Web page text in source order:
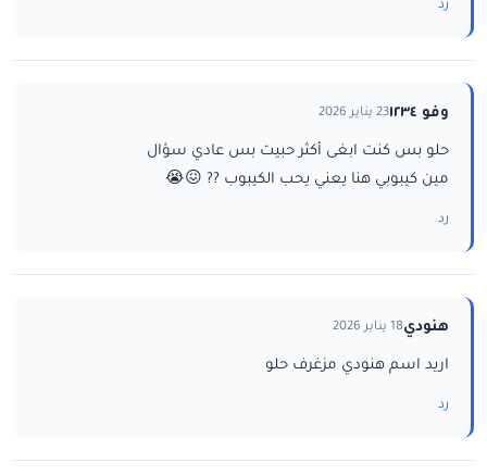
رد
وفو ١٢٣٤ 23 يناير 2026
حلو بس كنت ابغى أكثر حبيت بس عادي سؤال
مين كيبوبي هنا يعني يحب الكيبوب ?? 😖😭
رد
هنودي18 يناير 2026
اريد اسم هنودي مزغرف حلو
رد